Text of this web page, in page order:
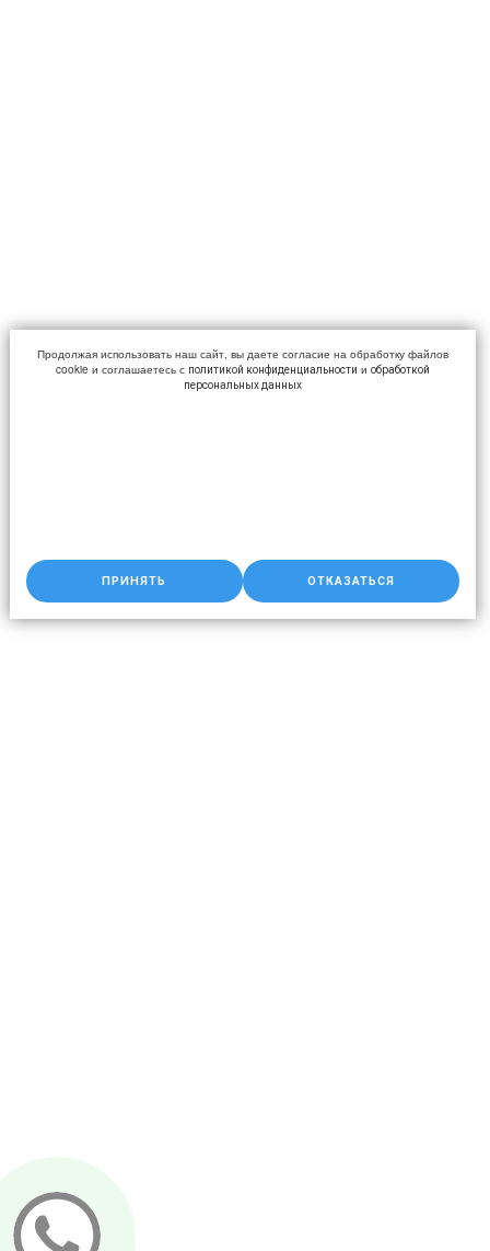
Продолжая использовать наш сайт, вы даете согласие на обработку файлов
cookie и соглашаетесь с политикой конфиденциальности и обработкой
персональных данных
ПРИНЯТЬ ОТКАЗАТЬСЯ